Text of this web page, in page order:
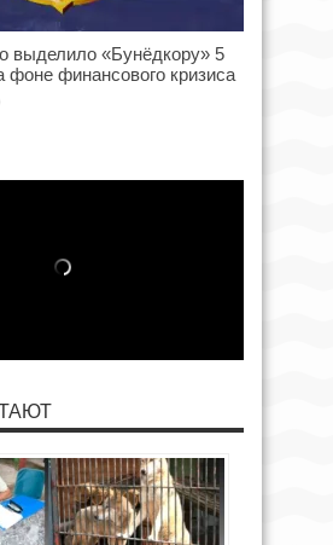
выделило «Бунёдкору» 5
фоне финансового кризиса